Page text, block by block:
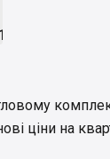
ціни на